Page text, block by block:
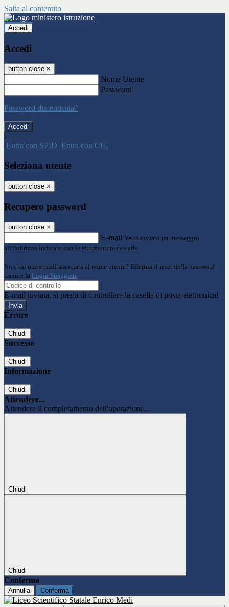
Salta al contenuto
Accedi
Accedi
button close ×
Nome Utente
Password
Password dimenticata?
-
Entra con SPID Entra con CIE
Seleziona utente
button close ×
Recupero password
button close ×
E-mail Verrà inviato un messaggio
all'indirizzo indicato con le istruzioni necessarie.
Non hai una e-mail associata al nome utente? Effettua il reset della password
tramite la Login Spaggiari
E-mail inviata, si prega di controllare la casella di posta elettronica!
Errore
Chiudi
Successo
Chiudi
Informazione
Chiudi
Attendere...
Attendere il completamento dell'operazione...
Chiudi
Chiudi
Conferma
Annulla Conferma